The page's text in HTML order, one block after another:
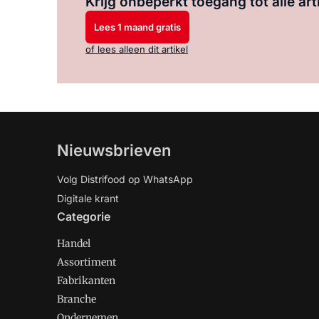
Lees 1 maand gratis
of lees alleen dit artikel
Nieuwsbrieven
Volg Distrifood op WhatsApp
Digitale krant
Categorie
Handel
Assortiment
Fabrikanten
Branche